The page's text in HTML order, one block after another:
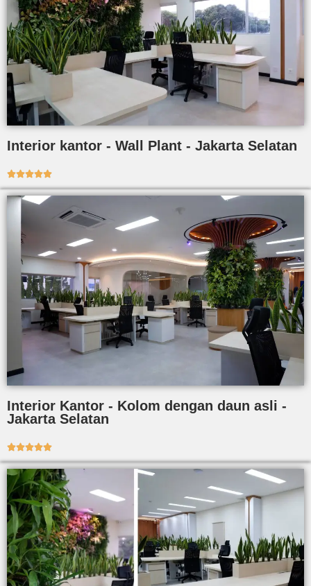
Interior kantor - Wall Plant - Jakarta Selatan

Interior Kantor - Kolom dengan daun asli -
Jakarta Selatan
